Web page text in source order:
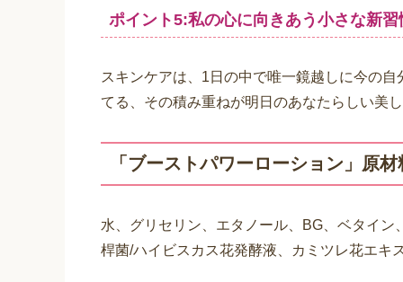
タマネギ状の多層カプセルが、溶けながら乱
サビついた肌を潤いで磨き、クリアに導きま
ポイント2:肌が自ら潤う力をサポート！
湧き出るような、ふっくらとした潤い。
お手入れをするたび、きれいになろうとする
ポイント3:気持ちいいなめらかな使用感